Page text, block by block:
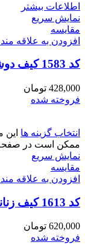
اطلاعات بیشتر
نمایش سریع
مقايسه
افزودن به علاقه
کد 1583 کیف دوشی مدل هلیا
428,000 تومان
فروخته شده
انتخاب گزینه ها
ممکن است در
نمایش سریع
مقايسه
افزودن به علاقه
کد 1613 کیف زنانه دستي سایز بزرگ سلین
620,000 تومان
فروخته شده